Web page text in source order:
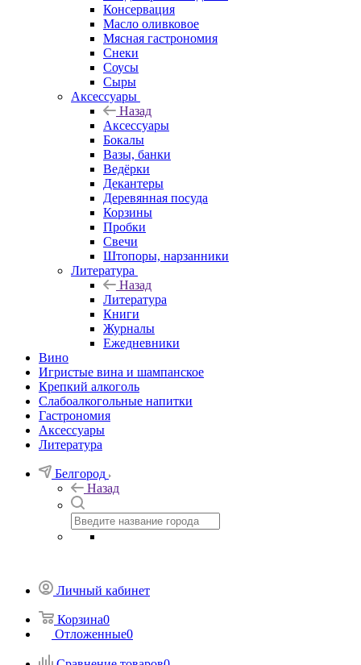
Консервация
Масло оливковое
Мясная гастрономия
Снеки
Соусы
Сыры
Аксессуары
Назад
Аксессуары
Бокалы
Вазы, банки
Ведёрки
Декантеры
Деревянная посуда
Корзины
Пробки
Свечи
Штопоры, нарзанники
Литература
Назад
Литература
Книги
Журналы
Ежедневники
Вино
Игристые вина и шампанское
Крепкий алкоголь
Слабоалкогольные напитки
Гастрономия
Аксессуары
Литература
Белгород
Назад
Личный кабинет
Корзина0
Отложенные0